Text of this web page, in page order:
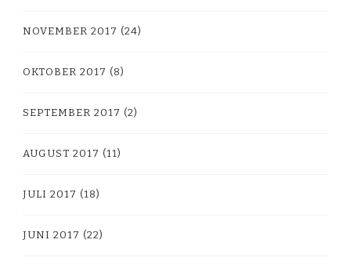
NOVEMBER 2017 (24)
OKTOBER 2017 (8)
SEPTEMBER 2017 (2)
AUGUST 2017 (11)
JULI 2017 (18)
JUNI 2017 (22)